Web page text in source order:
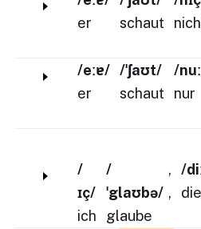
er
schaut
/eːɐ/
er
/ˈʃaʊt/
schaut
/
nur
/
ɪç/
ich
/
ˈglaʊbə/
glaube
,
,
/
die